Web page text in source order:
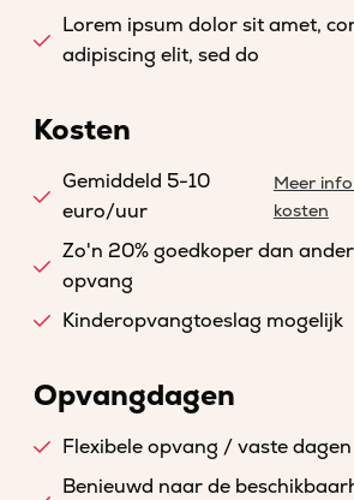
Lorem ipsum dolor sit amet,
adipiscing elit, sed do
Kosten
Gemiddeld 5-10
euro/uur
Meer
kosten
Zo'n 20% goedkoper dan
opvang
Kinderopvangtoeslag mogelijk
Opvangdagen
Flexibele opvang / vaste
Benieuwd naar de